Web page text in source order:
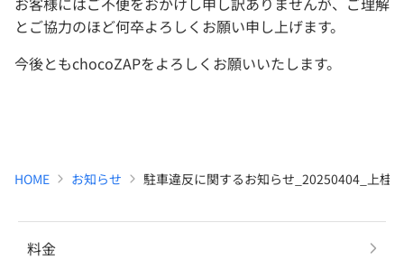
とご協力のほど何卒よろしくお願い申し上げます。
今後ともchocoZAPをよろしくお願いいたします。
HOME お知らせ 駐車違反に関するお知らせ_20250404_上桂
料金